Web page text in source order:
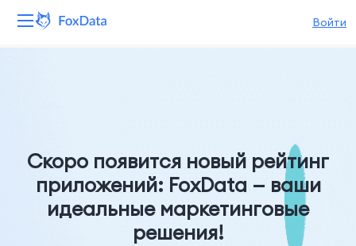
Войти
Ресурсы
Скоро появится новый рейтинг
приложений: FoxData — ваши
идеальные маркетинговые
решения!